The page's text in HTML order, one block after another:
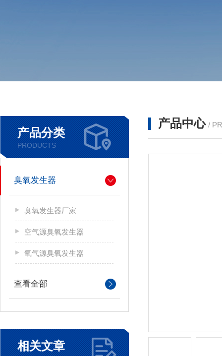
产品分类
PRODUCTS
臭氧发生器
臭氧发生器厂家
空气源臭氧发生器
氧气源臭氧发生器
查看全部
相关文章
产品中心 /